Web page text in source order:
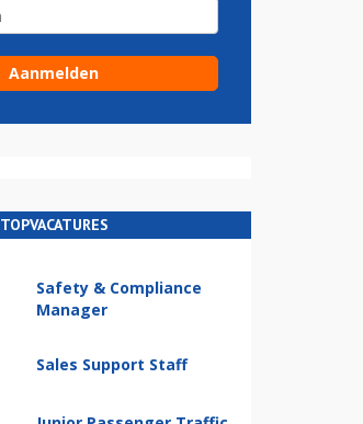
TOPVACATURES
Safety & Compliance
Manager
Sales Support Staff